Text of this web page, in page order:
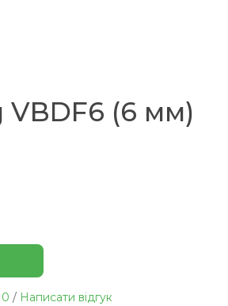
VBDF6 (6 мм)
0 / Написати відгук